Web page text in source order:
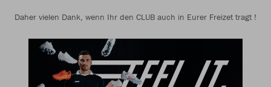
Daher vielen Dank, wenn Ihr den CLUB auch in Eurer Freizet tragt !